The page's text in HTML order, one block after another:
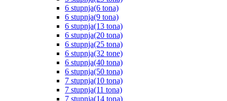
6 stupnja(6 tona)
6 stupnja(9 tona)
6 stupnja(13 tona)
6 stupnja(20 tona)
6 stupnja(25 tona)
6 stupnja(32 tone)
6 stupnja(40 tona)
6 stupnja(50 tona)
7 stupnja(10 tona)
7 stupnja(11 tona)
7 stupnja(14 tona)